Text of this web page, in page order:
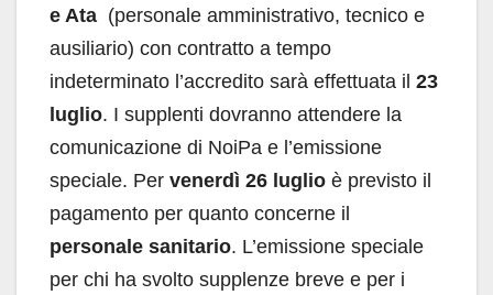
e Ata (personale amministrativo, tecnico e
ausiliario) con contratto a tempo
indeterminato l’accredito sarà effettuata il 23
luglio. I supplenti dovranno attendere la
comunicazione di NoiPa e l’emissione
speciale. Per venerdì 26 luglio è previsto il
pagamento per quanto concerne il
personale sanitario. L’emissione speciale
per chi ha svolto supplenze breve e per i